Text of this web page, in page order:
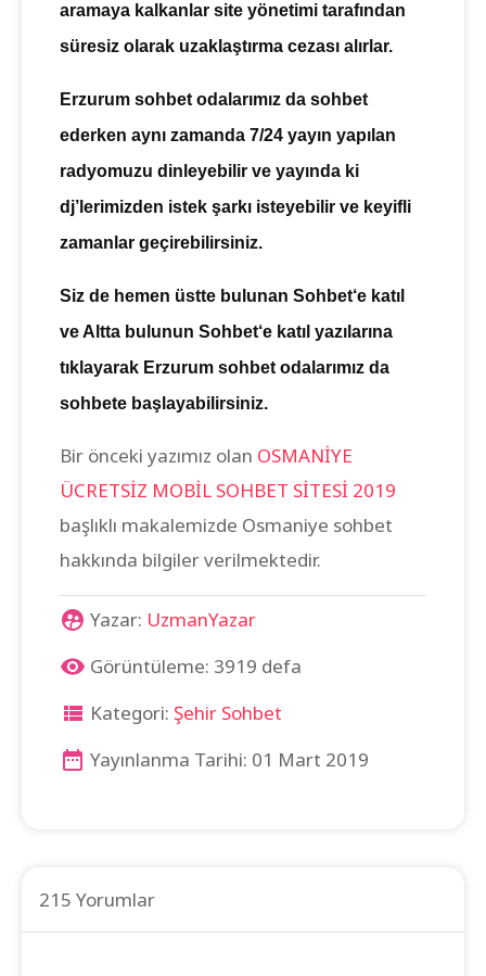
aramaya kalkanlar site yönetimi tarafından
süresiz olarak uzaklaştırma cezası alırlar.
Erzurum sohbet odalarımız da sohbet
ederken aynı zamanda 7/24 yayın yapılan
radyomuzu dinleyebilir ve yayında ki
dj’lerimizden istek şarkı isteyebilir ve keyifli
zamanlar geçirebilirsiniz.
Siz de hemen üstte bulunan Sohbet‘e katıl
ve Altta bulunun Sohbet‘e katıl yazılarına
tıklayarak Erzurum sohbet odalarımız da
sohbete başlayabilirsiniz.
Bir önceki yazımız olan OSMANİYE
ÜCRETSİZ MOBİL SOHBET SİTESİ 2019
başlıklı makalemizde Osmaniye sohbet
hakkında bilgiler verilmektedir.
Yazar: UzmanYazar
Görüntüleme: 3919 defa
Kategori: Şehir Sohbet
Yayınlanma Tarihi: 01 Mart 2019
215 Yorumlar